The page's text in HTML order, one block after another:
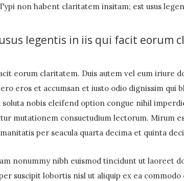
non habent claritatem insitam; est usus
legentis in iis qui facit eorum
eorum claritatem. Duis autem vel eum iriure
eros et accumsan et iusto odio dignissim
nobis eleifend option congue nihil
mutationem consuetudium lectorum. Mirum
per seacula quarta decima et quinta
nonummy nibh euismod tincidunt ut laoreet
suscipit lobortis nisl ut aliquip ex ea commodo